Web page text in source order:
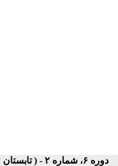
دوره ۶، شماره ۲ - ( تابستان ۱۴۰۴ )